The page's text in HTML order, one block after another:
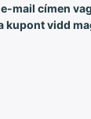
e-mail címen
kupont vidd